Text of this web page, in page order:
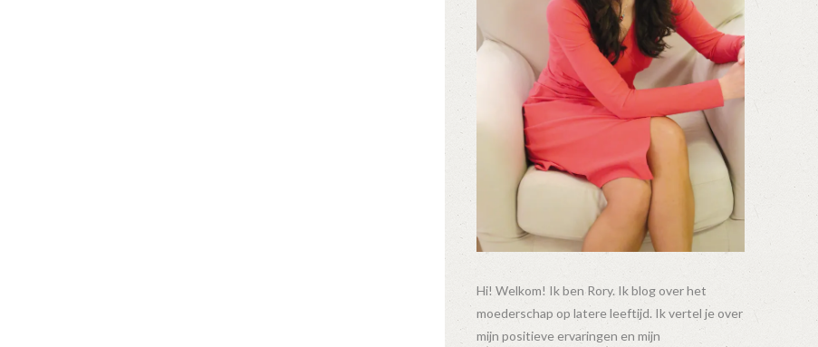
Hi! Welkom! Ik ben Rory. Ik blog over het
moederschap op latere leeftijd. Ik vertel je over
mijn positieve ervaringen en mijn